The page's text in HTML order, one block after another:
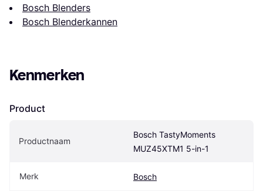
Bosch Blenders
Bosch Blenderkannen
Kenmerken
Product
Productnaam
Bosch TastyMoments
MUZ45XTM1 5-in-1
Merk Bosch